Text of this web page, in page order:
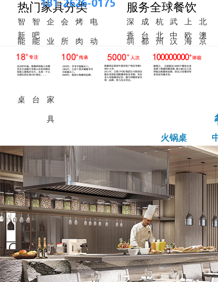
热门家具分类
智
能
火
桌
智
能
调
台
企
业
家
具
会
所
家
烤
肉
桌
电
动
新
中
式
吧
椅
服务全球餐饮
深
圳
成
都
杭
州
武
汉
上
海
北
京
香
港
台 北
美
中
东
欧
洲
澳
洲
火锅桌